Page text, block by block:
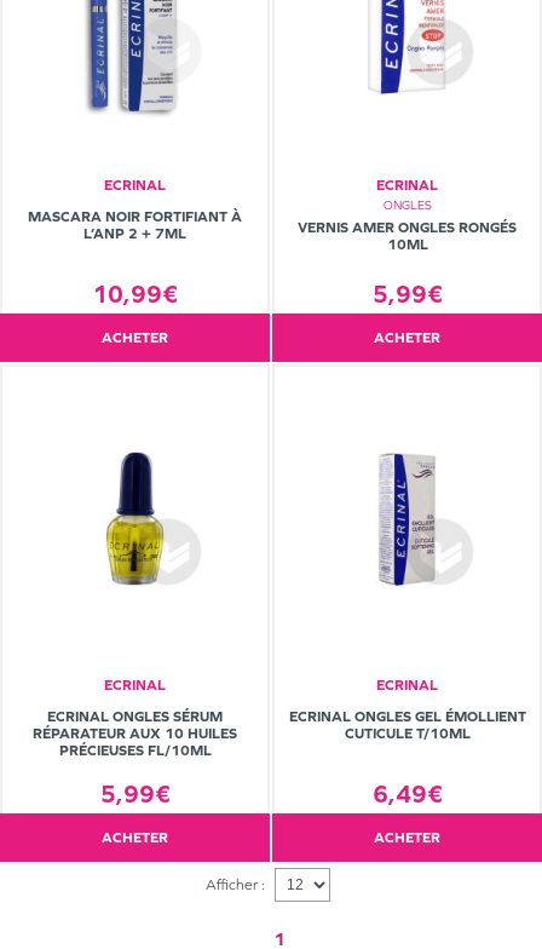
ECRINAL
MASCARA NOIR FORTIFIANT À
L’ANP 2 + 7ML
10,99€
ACHETER
ECRINAL
ONGLES
VERNIS AMER ONGLES RONGÉS
10ML
5,99€
ACHETER
ECRINAL
ECRINAL ONGLES SÉRUM
RÉPARATEUR AUX 10 HUILES
PRÉCIEUSES FL/10ML
5,99€
ACHETER
ECRINAL
ECRINAL ONGLES GEL ÉMOLLIENT
CUTICULE T/10ML
6,49€
ACHETER
Afficher :
1